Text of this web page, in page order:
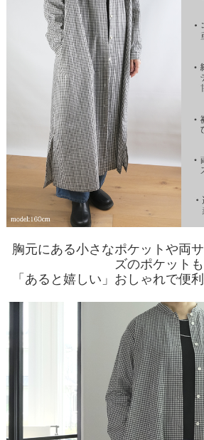
胸元にある小さなポケットや両
ズのポケットも
「あると嬉しい」おしゃれで便